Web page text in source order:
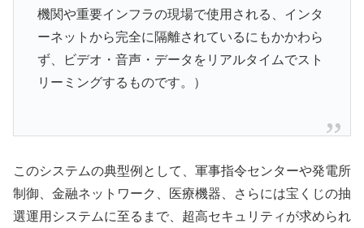
機関や重要インフラの現場で使用される、インタ
ーネットから完全に隔離されているにもかかわら
ず、ビデオ・音声・データをリアルタイムでスト
リーミングするものです。）
このシステムの典型例として、軍事指令センターや発電所
制御、金融ネットワーク、医療機器、さらには宝くじの抽
選運用システムに至るまで、超高セキュリティが求められ